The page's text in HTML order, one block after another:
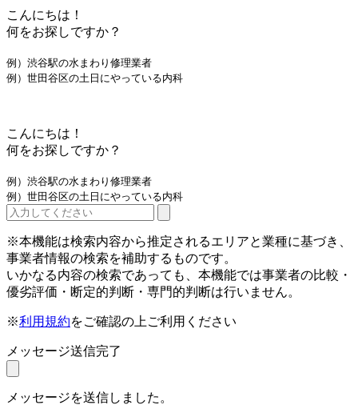
こんにちは！
何をお探しですか？
例）渋谷駅の水まわり修理業者
例）世田谷区の土日にやっている内科
こんにちは！
何をお探しですか？
例）渋谷駅の水まわり修理業者
例）世田谷区の土日にやっている内科
※本機能は検索内容から推定されるエリアと業種に基づき、
事業者情報の検索を補助するものです。
いかなる内容の検索であっても、本機能では事業者の比較・
優劣評価・断定的判断・専門的判断は行いません。
※利用規約をご確認の上ご利用ください
メッセージ送信完了
メッセージを送信しました。